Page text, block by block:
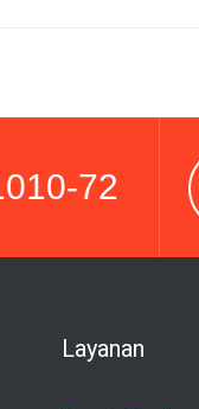
72
Layanan